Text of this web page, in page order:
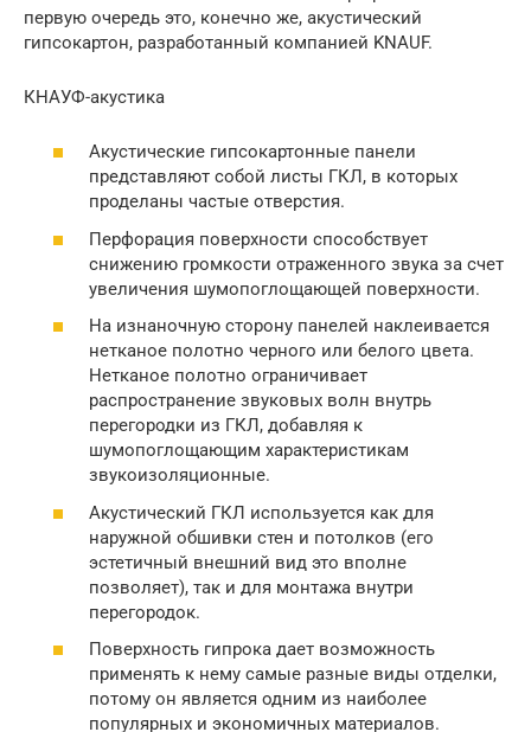
первую очередь это, конечно же, акустический
гипсокартон, разработанный компанией KNAUF.
КНАУФ-акустика
Акустические гипсокартонные панели
представляют собой листы ГКЛ, в которых
проделаны частые отверстия.
Перфорация поверхности способствует
снижению громкости отраженного звука за счет
увеличения шумопоглощающей поверхности.
На изнаночную сторону панелей наклеивается
нетканое полотно черного или белого цвета.
Нетканое полотно ограничивает
распространение звуковых волн внутрь
перегородки из ГКЛ, добавляя к
шумопоглощающим характеристикам
звукоизоляционные.
Акустический ГКЛ используется как для
наружной обшивки стен и потолков (его
эстетичный внешний вид это вполне
позволяет), так и для монтажа внутри
перегородок.
Поверхность гипрока дает возможность
применять к нему самые разные виды отделки,
потому он является одним из наиболее
популярных и экономичных материалов.